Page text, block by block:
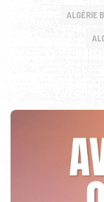
ALGÉRIE